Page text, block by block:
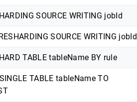
SOURCE WRITING jobId
SOURCE WRITING jobId
TABLE tableName BY rule
TABLE tableName TO